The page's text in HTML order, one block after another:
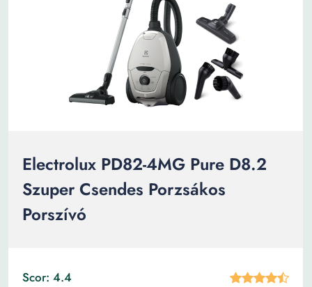
Electrolux PD82-4MG Pure D8.2
Szuper Csendes Porzsákos
Porszívó
Scor: 4.4